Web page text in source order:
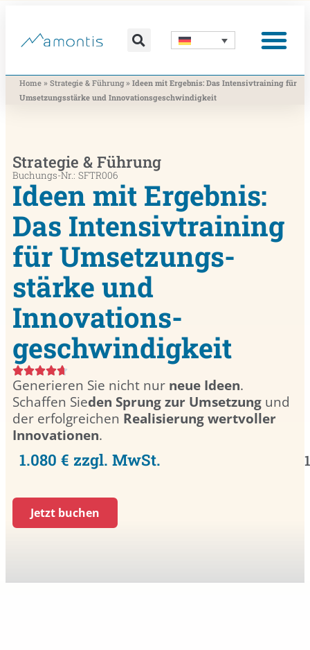
Home » Strategie & Führung» Ideen mit Ergebnis: Das Intensivtraining für
Umsetzungs­stärke und Innovations­geschwindigkeit
Strategie & Führung
Buchungs-Nr.: SFTR006
Ideen mit Ergebnis:
Das Intensivtraining
für Umsetzungs­
stärke und
Innovations­
geschwindigkeit
Generieren Sie nicht nur neue Ideen.
Schaffen Sieden Sprung zur Umsetzung und
der erfolgreichen Realisierung wertvoller
Innovationen.
1.080 € zzgl. MwSt.
Jetzt buchen